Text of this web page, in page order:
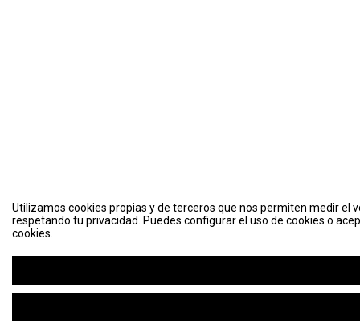
Utilizamos cookies propias y de terceros que nos permiten medir el
respetando tu privacidad. Puedes configurar el uso de cookies o
cookies.